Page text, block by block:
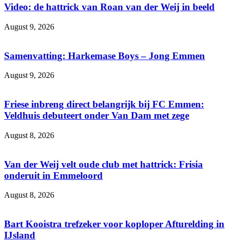
Video: de hattrick van Roan van der Weij in beeld
August 9, 2026
Samenvatting: Harkemase Boys – Jong Emmen
August 9, 2026
Friese inbreng direct belangrijk bij FC Emmen:
Veldhuis debuteert onder Van Dam met zege
August 8, 2026
Van der Weij velt oude club met hattrick: Frisia
onderuit in Emmeloord
August 8, 2026
Bart Kooistra trefzeker voor koploper Afturelding in
IJsland